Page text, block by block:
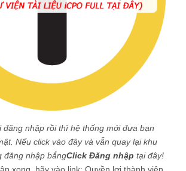
đăng nhập rồi thì hệ thống mới đưa bạn
Nếu click vào đây và vẫn quay lại khu
đăng nhập bắngClick Đăng nhập tại đây!
xong, hãy vào link: Quyền lợi thành viên